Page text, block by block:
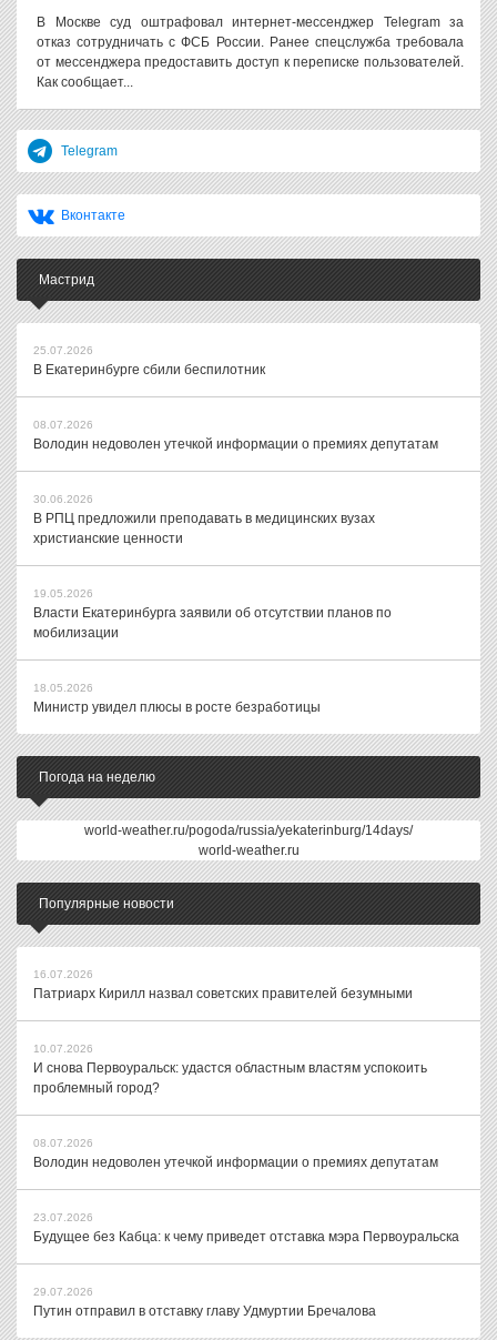
В Москве суд оштрафовал интернет-мессенджер Telegram за
отказ сотрудничать с ФСБ России. Ранее спецслужба требовала
от мессенджера предоставить доступ к переписке пользователей.
Как сообщает...
Telegram
Вконтакте
Мастрид
25.07.2026
В Екатеринбурге сбили беспилотник
08.07.2026
Володин недоволен утечкой информации о премиях депутатам
30.06.2026
В РПЦ предложили преподавать в медицинских вузах
христианские ценности
19.05.2026
Власти Екатеринбурга заявили об отсутствии планов по
мобилизации
18.05.2026
Министр увидел плюсы в росте безработицы
Погода на неделю
world-weather.ru/pogoda/russia/yekaterinburg/14days/
world-weather.ru
Популярные новости
16.07.2026
Патриарх Кирилл назвал советских правителей безумными
10.07.2026
И снова Первоуральск: удастся областным властям успокоить
проблемный город?
08.07.2026
Володин недоволен утечкой информации о премиях депутатам
23.07.2026
Будущее без Кабца: к чему приведет отставка мэра Первоуральска
29.07.2026
Путин отправил в отставку главу Удмуртии Бречалова